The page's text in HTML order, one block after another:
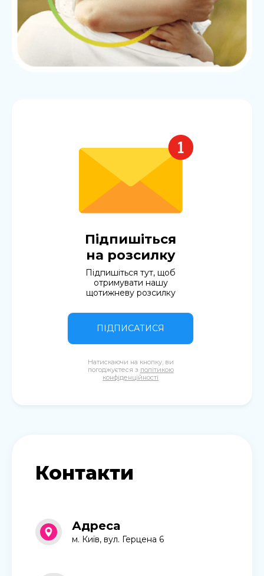
Підпишіться
на розсилку
Підпишіться тут, щоб
отримувати нашу
щотижневу розсилку
ПІДПИСАТИСЯ
Натискаючи на кнопку, ви
погоджуєтеся з політикою
конфіденційності
Контакти
Адреса
м. Київ, вул. Герцена 6